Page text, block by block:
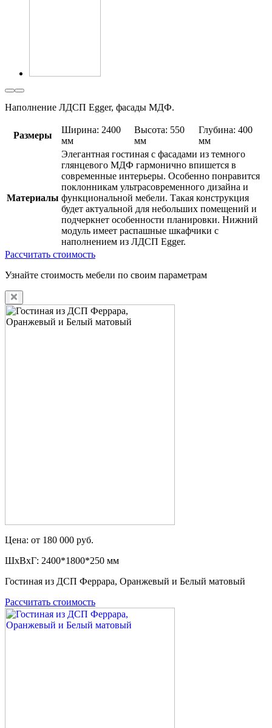
Наполнение ЛДСП Egger, фасады МДФ.
Размеры
Ширина: 2400
мм
Высота: 550
мм
Глубина: 400
мм
Материалы
Элегантная гостиная с фасадами из темного
глянцевого МДФ гармонично впишется в
современные интерьеры. Особенно понравится
поклонникам ультрасовременного дизайна и
функциональной мебели. Такая конструкция
будет актуальной для небольших помещений и
подчеркнет особенности планировки. Нижний
модуль имеет распашные шкафчики с
наполнением из ЛДСП Egger.
Рассчитать стоимость
Узнайте стоимость мебели по своим параметрам
Цена: от 180 000 руб.
ШxВxГ: 2400*1800*250 мм
Гостиная из ДСП Феррара, Оранжевый и Белый матовый
Рассчитать стоимость